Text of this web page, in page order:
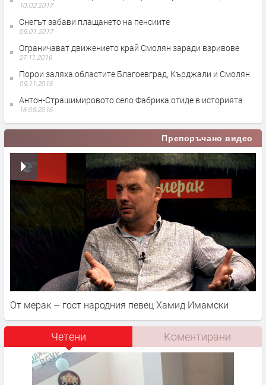
10.02.2017
Снегът забави плащането на пенсиите
09.01.2017
Ограничават движението край Смолян заради взривове
27.11.2016
Порои заляха областите Благоевград, Кърджали и Смолян
09.11.2016
Антон-Страшимировото село Фабрика отиде в историята
16.08.2016
Препоръчано видео
От мерак – гост народния певец Хамид Имамски
Четени Коментирани